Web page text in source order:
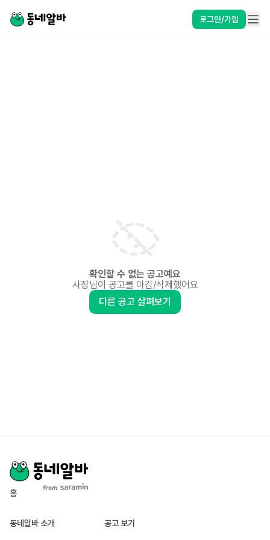
로그인/가입
확인할 수 없는 공고예요
사장님이 공고를 마감/삭제했어요
다른 공고 살펴보기
홈
동네알바 소개 공고 보기